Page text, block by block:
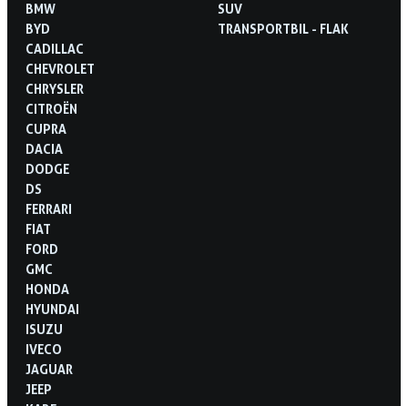
BMW
BYD
CADILLAC
CHEVROLET
CHRYSLER
CITROËN
CUPRA
DACIA
DODGE
DS
FERRARI
FIAT
FORD
GMC
HONDA
HYUNDAI
ISUZU
IVECO
JAGUAR
JEEP
SUV
TRANSPORTBIL - FLAK